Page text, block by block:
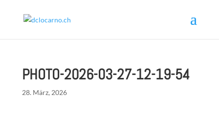
PHOTO-2026-03-27-12-19-54
28. März, 2026